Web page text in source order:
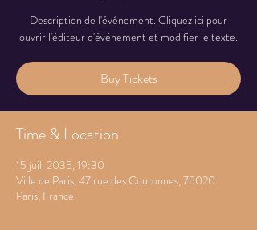
Description de l'événement. Cliquez ici pour
ouvrir l'éditeur d'événement et modifier le texte.
Buy Tickets
Time & Location
15 juil. 2035, 19:30
Ville de Paris, 47 rue des Couronnes, 75020
Paris, France